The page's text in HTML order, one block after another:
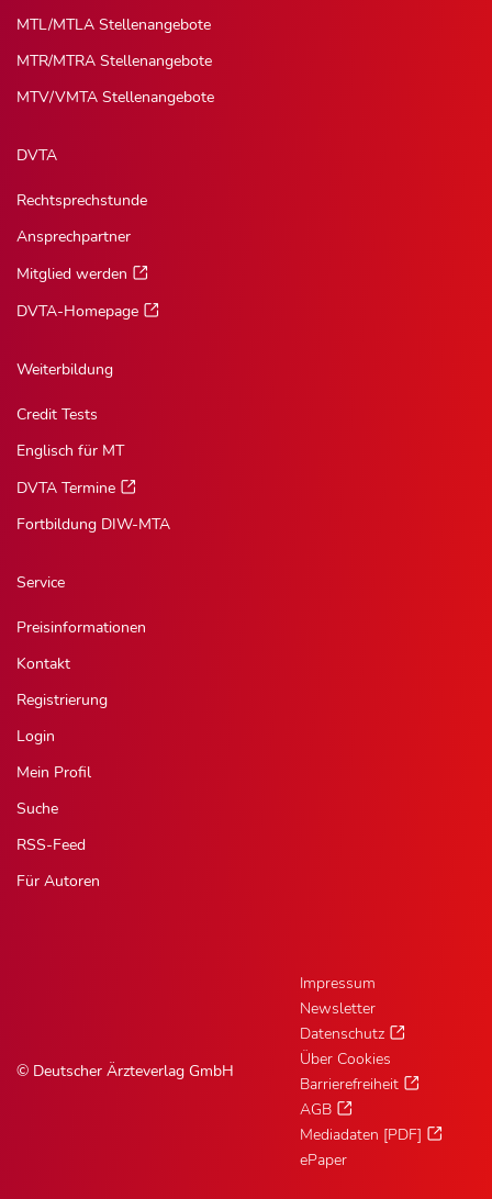
MTL/MTLA Stellenangebote
MTR/MTRA Stellenangebote
MTV/VMTA Stellenangebote
DVTA
Rechtsprechstunde
Ansprechpartner
Mitglied werden
DVTA-Homepage
Weiterbildung
Credit Tests
Englisch für MT
DVTA Termine
Fortbildung DIW-MTA
Service
Preisinformationen
Kontakt
Registrierung
Login
Mein Profil
Suche
RSS-Feed
Für Autoren
© Deutscher Ärzteverlag GmbH
Impressum
Newsletter
Datenschutz
Über Cookies
Barrierefreiheit
AGB
Mediadaten [PDF]
ePaper